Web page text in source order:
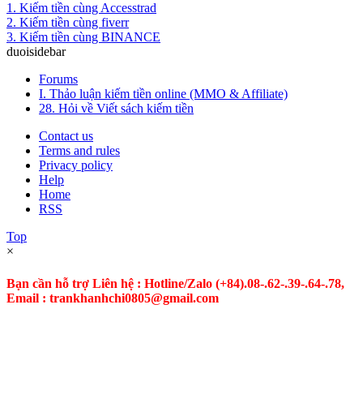
1. Kiếm tiền cùng Accesstrad
2. Kiếm tiền cùng fiverr
3. Kiếm tiền cùng BINANCE
duoisidebar
Forums
I. Thảo luận kiếm tiền online (MMO & Affiliate)
28. Hỏi về Viết sách kiếm tiền
Contact us
Terms and rules
Privacy policy
Help
Home
RSS
Top
×
Bạn cần hỗ trợ Liên hệ : Hotline/Zalo (+84).08-.62-.39-.64-.78,
Email : trankhanhchi0805@gmail.com